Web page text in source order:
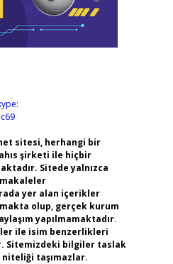
sitesi, herhangi bir
şirketi ile hiçbir
Sitede yalnızca
makaleler
yer alan içerikler
olup, gerçek kurum
yapılmamaktadır.
ile isim benzerlikleri
Sitemizdeki bilgiler taslak
taşımazlar.